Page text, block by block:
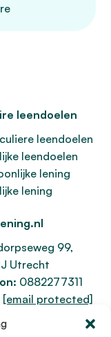
leendoelen
leendoelen
leendoelen
lening
lening
99,
Utrecht
0882277311
[email protected]